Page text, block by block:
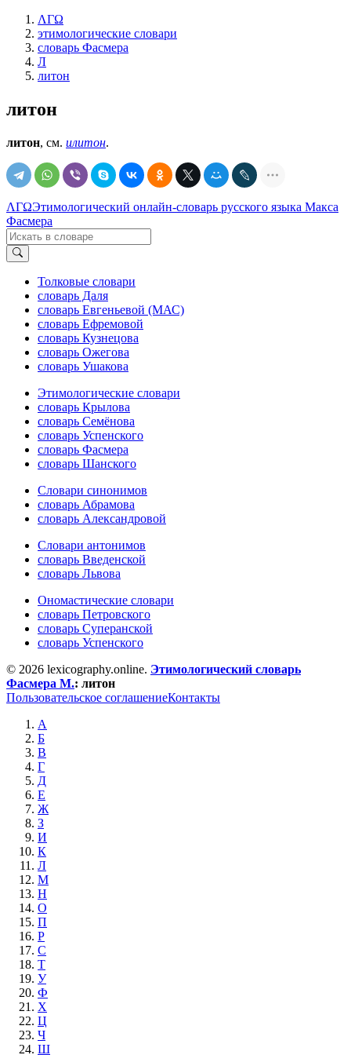
ΛΓΩ
этимологические словари
словарь Фасмера
Л
литон
литон
литон, см. илитон.
ΛΓΩЭтимологический онлайн-словарь русского языка Макса
Фасмера
Толковые словари
словарь Даля
словарь Евгеньевой (МАС)
словарь Ефремовой
словарь Кузнецова
словарь Ожегова
словарь Ушакова
Этимологические словари
словарь Крылова
словарь Семёнова
словарь Успенского
словарь Фасмера
словарь Шанского
Словари синонимов
словарь Абрамова
словарь Александровой
Словари антонимов
словарь Введенской
словарь Львова
Ономастические словари
словарь Петровского
словарь Суперанской
словарь Успенского
© 2026 lexicography.online. Этимологический словарь
Фасмера М.: литон
Пользовательское соглашениеКонтакты
А
Б
В
Г
Д
Е
Ж
З
И
К
Л
М
Н
О
П
Р
С
Т
У
Ф
Х
Ц
Ч
Ш